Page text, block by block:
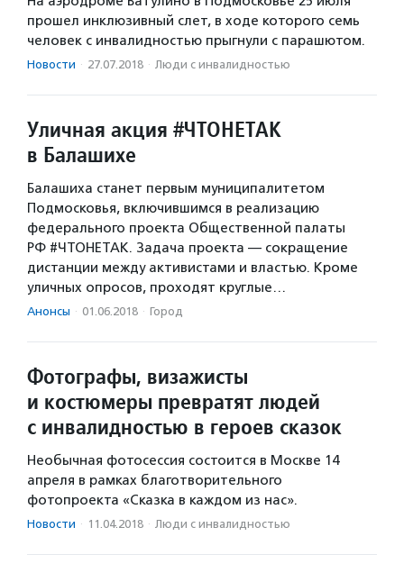
прошел инклюзивный слет, в ходе которого семь
человек с инвалидностью прыгнули с парашютом.
Новости · 27.07.2018 · Люди с инвалидностью
Уличная акция #ЧТОНЕТАК
в Балашихе
Балашиха станет первым муниципалитетом
Подмосковья, включившимся в реализацию
федерального проекта Общественной палаты
РФ #ЧТОНЕТАК. Задача проекта — сокращение
дистанции между активистами и властью. Кроме
уличных опросов, проходят круглые…
Анонсы · 01.06.2018 · Город
Фотографы, визажисты
и костюмеры превратят людей
с инвалидностью в героев сказок
Необычная фотосессия состоится в Москве 14
апреля в рамках благотворительного
фотопроекта «Сказка в каждом из нас».
Новости · 11.04.2018 · Люди с инвалидностью